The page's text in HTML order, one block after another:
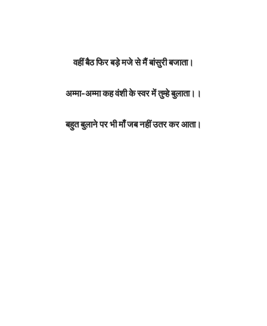
वहीं बैठ फिर बड़े मजे से मैं बांसुरी बजाता।
अम्मा-अम्मा कह वंशी के स्वर में तुम्हे बुलाता।।
बहुत बुलाने पर भी माँ जब नहीं उतर कर आता।